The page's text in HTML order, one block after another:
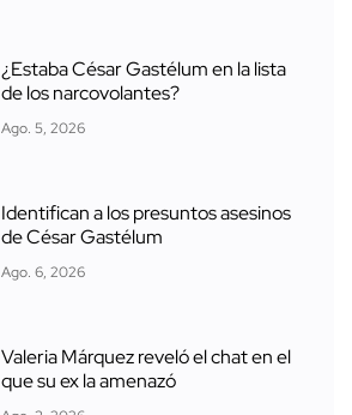
¿Estaba César Gastélum en la lista
de los narcovolantes?
Ago. 5, 2026
Identifican a los presuntos asesinos
de César Gastélum
Ago. 6, 2026
Valeria Márquez reveló el chat en el
que su ex la amenazó